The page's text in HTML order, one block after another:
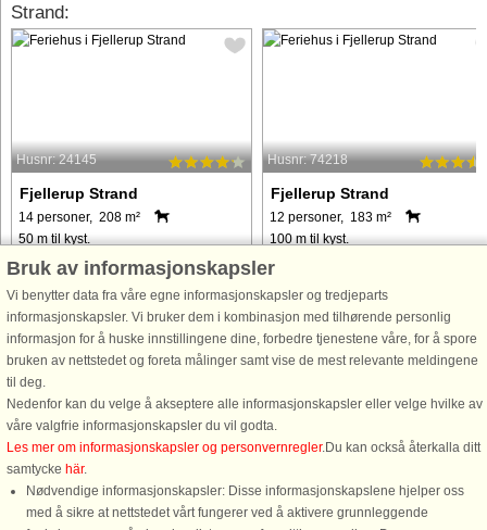
Strand:
Husnr: 24145
Fjellerup Strand
14 personer, 208 m²
50 m til kyst.
Velkommen til dette skønne
sommerhus i Fjellerup, hvor I kan
nyde havkig, privat wellness og
masser af plads til hele familien. Med
blot 100 meter til stranden er
rammerne sat for en ferie, hvor I kan ...
fra 17.952 NOK
Husnr: 74218
Fjellerup Strand
12 personer, 183 m²
100 m til kyst.
I et eftertragtet ferieområde med flot
udsigt over Kattegat ligger dette
sommerhus med swimmingpool,
spabad og sauna på en naturgrund.
Her er I omgivet af et af Danmarks
fra 7.625 NOK
Bruk av informasjonskapsler
Vi benytter data fra våre egne informasjonskapsler og tredjeparts
informasjonskapsler. Vi bruker dem i kombinasjon med tilhørende personlig
informasjon for å huske innstillingene dine, forbedre tjenestene våre, for å spore
bruken av nettstedet og foreta målinger samt vise de mest relevante meldingene
til deg.
Nedenfor kan du velge å akseptere alle informasjonskapsler eller velge hvilke av
våre valgfrie informasjonskapsler du vil godta.
Les mer om informasjonskapsler og personvernregler.Du kan också återkalla ditt
samtycke här.
Nødvendige informasjonskapsler: Disse informasjonskapslene hjelper oss
med å sikre at nettstedet vårt fungerer ved å aktivere grunnleggende